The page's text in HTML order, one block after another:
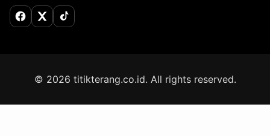
Facebook
X (Twitter)
TikTok
© 2026 titikterang.co.id. All rights reserved.